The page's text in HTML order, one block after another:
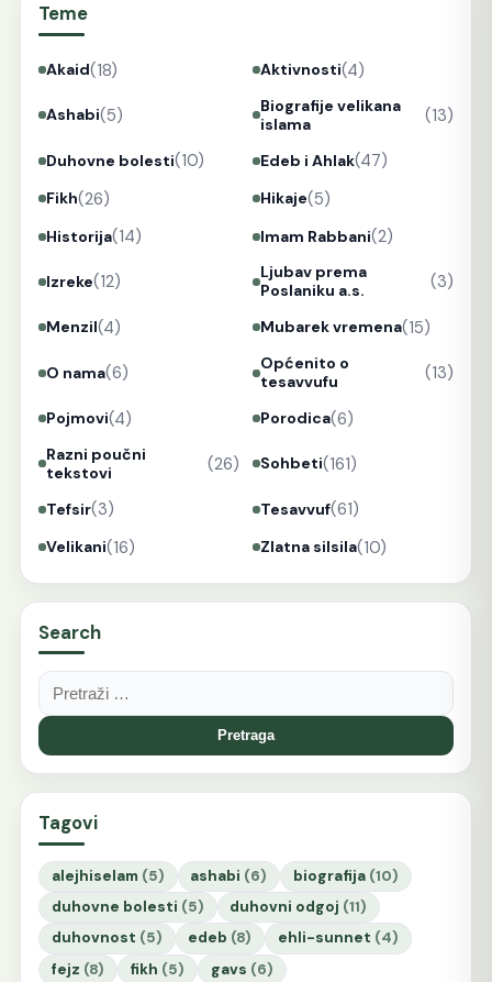
Teme
Akaid(18) Aktivnosti(4)
Ashabi(5)
Biografije velikana
islama
(13)
Duhovne bolesti(10) Edeb i Ahlak(47)
Fikh(26) Hikaje(5)
Historija(14) Imam Rabbani(2)
Izreke(12)
Ljubav prema
Poslaniku a.s.
(3)
Menzil(4) Mubarek vremena(15)
O nama(6)
Općenito o
tesavvufu
(13)
Pojmovi(4) Porodica(6)
Razni poučni
tekstovi
(26) Sohbeti(161)
Tefsir(3) Tesavvuf(61)
Velikani(16) Zlatna silsila(10)
Search
Pretraga:
Tagovi
alejhiselam (5) ashabi (6) biografija (10)
duhovne bolesti (5) duhovni odgoj (11)
duhovnost (5) edeb (8) ehli-sunnet (4)
fejz (8) fikh (5) gavs (6)